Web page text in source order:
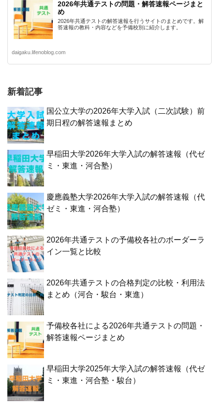
2026年共通テストの問題・解答速報ページまと
め
2026年共通テストの解答速報を行うサイトのまとめです。解
答速報の教科・内容などを予備校別に紹介します。
daigaku.lifenoblog.com
新着記事
国公立大学の2026年大学入試（二次試験）前
期日程の解答速報まとめ
早稲田大学2026年大学入試の解答速報（代ゼ
ミ・東進・河合塾）
慶應義塾大学2026年大学入試の解答速報（代
ゼミ・東進・河合塾）
2026年共通テストの予備校各社のボーダーラ
イン一覧と比較
2026年共通テストの合格判定の比較・利用法
まとめ（河合・駿台・東進）
予備校各社による2026年共通テストの問題・
解答速報ページまとめ
早稲田大学2025年大学入試の解答速報（代ゼ
ミ・東進・河合塾・駿台）